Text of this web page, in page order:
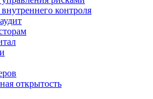
контроля
открытость